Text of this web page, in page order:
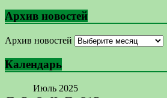
Архив новостей
Архив новостей
Календарь
Июль 2025